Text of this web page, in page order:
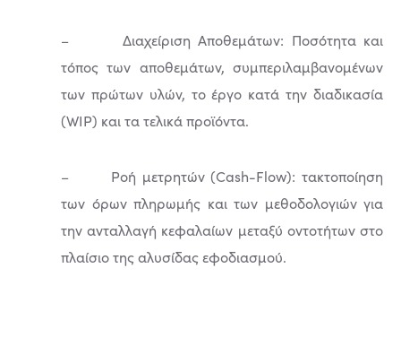
– Διαχείριση Αποθεμάτων: Ποσότητα και
τόπος των αποθεμάτων, συμπεριλαμβανομένων
των πρώτων υλών, το έργο κατά την διαδικασία
(WIP) και τα τελικά προϊόντα.
– Ροή μετρητών (Cash-Flow): τακτοποίηση
των όρων πληρωμής και των μεθοδολογιών για
την ανταλλαγή κεφαλαίων μεταξύ οντοτήτων στο
πλαίσιο της αλυσίδας εφοδιασμού.